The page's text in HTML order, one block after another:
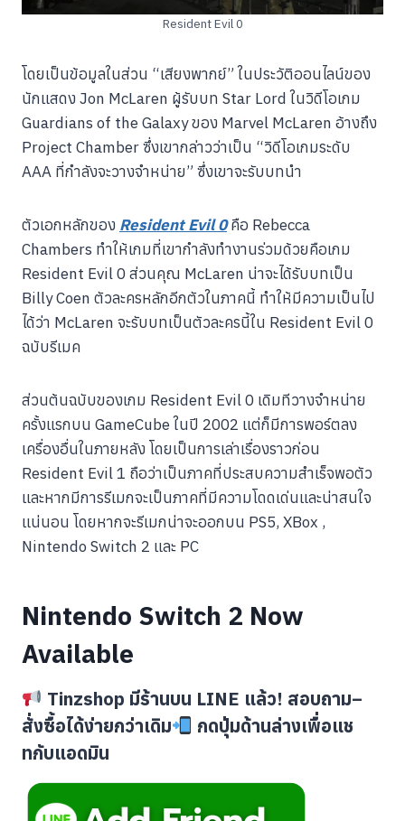
Resident Evil 0
โดยเป็นข้อมูลในส่วน “เสียงพากย์” ในประวัติออนไลน์ของ
นักแสดง Jon McLaren ผู้รับบท Star Lord ในวิดีโอเกม
Guardians of the Galaxy ของ Marvel McLaren อ้างถึง
Project Chamber ซึ่งเขากล่าวว่าเป็น “วิดีโอเกมระดับ
AAA ที่กำลังจะวางจำหน่าย” ซึ่งเขาจะรับบทนำ
ตัวเอกหลักของ Resident Evil 0คือ Rebecca
Chambers ทำให้เกมที่เขากำลังทำงานร่วมด้วยคือเกม
Resident Evil 0 ส่วนคุณ McLaren น่าจะได้รับบทเป็น
Billy Coen ตัวละครหลักอีกตัวในภาคนี้ ทำให้มีความเป็นไป
ได้ว่า McLaren จะรับบทเป็นตัวละครนี้ใน Resident Evil 0
ฉบับรีเมค
ส่วนต้นฉบับของเกม Resident Evil 0 เดิมทีวางจำหน่าย
ครั้งแรกบน GameCube ในปี 2002 แต่ก็มีการพอร์ตลง
เครื่องอื่นในภายหลัง โดยเป็นการเล่าเรื่องราวก่อน
Resident Evil 1 ถือว่าเป็นภาคที่ประสบความสำเร็จพอตัว
และหากมีการรีเมกจะเป็นภาคที่มีความโดดเด่นและน่าสนใจ
แน่นอน โดยหากจะรีเมกน่าจะออกบน PS5, XBox ,
Nintendo Switch 2 และ PC
Nintendo Switch 2 Now
Available
Tinzshop มีร้านบน LINE แล้ว! สอบถาม–
สั่งซื้อได้ง่ายกว่าเดิม
กดปุ่มด้านล่างเพื่อแช
ทกับแอดมิน